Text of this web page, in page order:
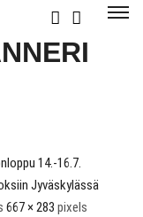
14.-16.7.
Jyväskylässä
667 × 283 pixels